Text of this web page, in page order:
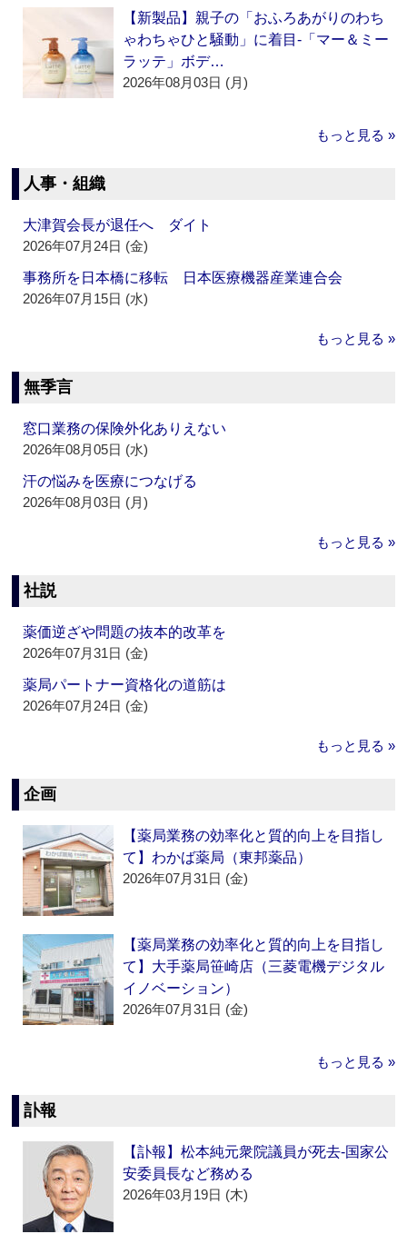
【新製品】親子の「おふろあがりのわち
ゃわちゃひと騒動」に着目‐「マー＆ミー
ラッテ」ボデ…
2026年08月03日 (月)
もっと見る »
人事・組織
大津賀会長が退任へ ダイト
2026年07月24日 (金)
事務所を日本橋に移転 日本医療機器産業連合会
2026年07月15日 (水)
もっと見る »
無季言
窓口業務の保険外化ありえない
2026年08月05日 (水)
汗の悩みを医療につなげる
2026年08月03日 (月)
もっと見る »
社説
薬価逆ざや問題の抜本的改革を
2026年07月31日 (金)
薬局パートナー資格化の道筋は
2026年07月24日 (金)
もっと見る »
企画
【薬局業務の効率化と質的向上を目指し
て】わかば薬局（東邦薬品）
2026年07月31日 (金)
【薬局業務の効率化と質的向上を目指し
て】大手薬局笹崎店（三菱電機デジタル
イノベーション）
2026年07月31日 (金)
もっと見る »
訃報
【訃報】松本純元衆院議員が死去‐国家公
安委員長など務める
2026年03月19日 (木)